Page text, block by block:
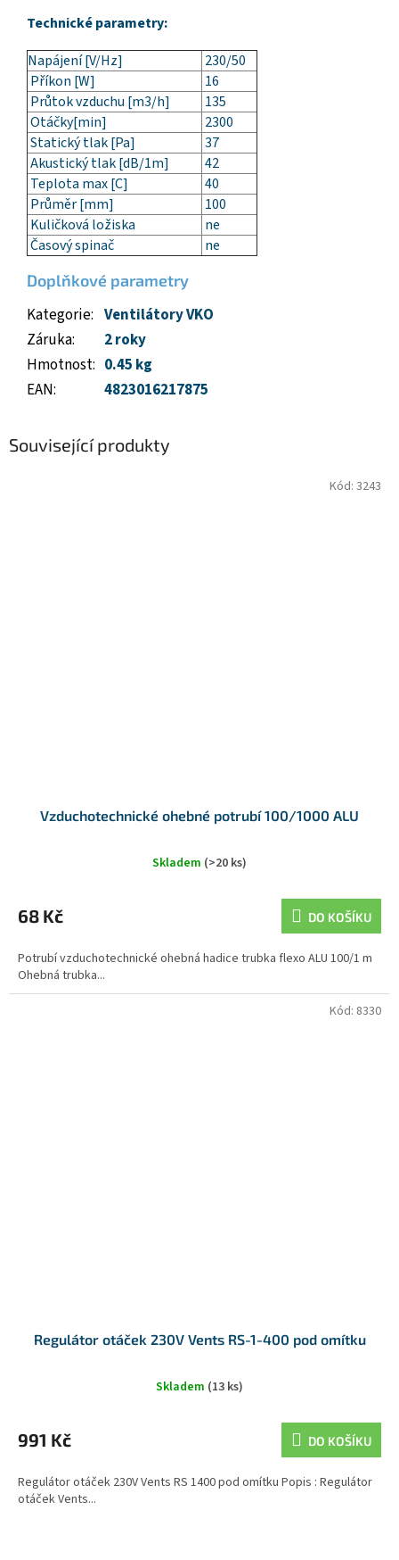
Technické parametry:
Napájení [V/Hz]
230/50
Příkon [W]
16
Průtok vzduchu [m3/h]
135
Otáčky[min]
2300
Statický tlak [Pa]
37
Akustický tlak [dB/1m]
42
Teplota max [C]
40
Průměr [mm]
100
Kuličková ložiska
ne
Časový spinač
ne
Doplňkové parametry
Kategorie: Ventilátory VKO
Záruka:
2 roky
Hmotnost: 0.45 kg
EAN: 4823016217875
Související produkty
Vzduchotechnické ohebné potrubí 100/1000 ALU
Skladem (>20 ks)
68 Kč DO KOŠÍKU
Potrubí vzduchotechnické ohebná hadice trubka flexo ALU 100/1 m
Ohebná trubka...
Kód: 3243
Regulátor otáček 230V Vents RS-1-400 pod omítku
Skladem (13 ks)
991 Kč DO KOŠÍKU
Regulátor otáček 230V Vents RS 1400 pod omítku Popis : Regulátor
otáček Vents...
Kód: 8330